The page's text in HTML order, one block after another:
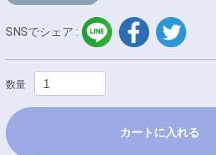
SNSでシェア :
LINE facebook
数量
カートに入れる